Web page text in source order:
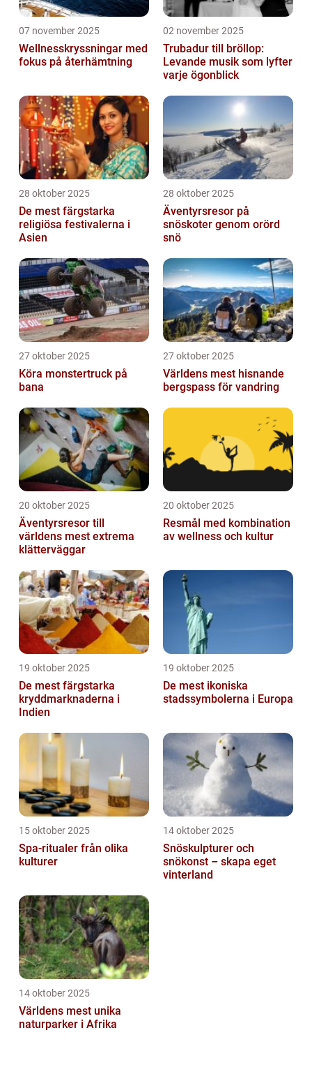
07 november 2025
Wellnesskryssningar med
fokus på återhämtning
02 november 2025
Trubadur till bröllop:
Levande musik som lyfter
varje ögonblick
28 oktober 2025
De mest färgstarka
religiösa festivalerna i
Asien
28 oktober 2025
Äventyrsresor på
snöskoter genom orörd
snö
27 oktober 2025
Köra monstertruck på
bana
27 oktober 2025
Världens mest hisnande
bergspass för vandring
20 oktober 2025
Äventyrsresor till
världens mest extrema
klätterväggar
20 oktober 2025
Resmål med kombination
av wellness och kultur
19 oktober 2025
De mest färgstarka
kryddmarknaderna i
Indien
19 oktober 2025
De mest ikoniska
stadssymbolerna i Europa
15 oktober 2025
Spa-ritualer från olika
kulturer
14 oktober 2025
Snöskulpturer och
snökonst – skapa eget
vinterland
14 oktober 2025
Världens mest unika
naturparker i Afrika